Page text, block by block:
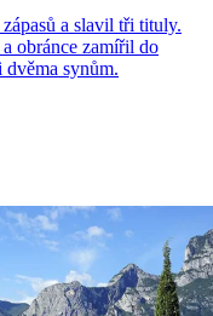
a slavil tři tituly.
obránce zamířil do
synům.